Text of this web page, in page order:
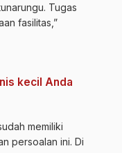
Tugas
fasilitas,”
kecil Anda
memiliki
persoalan ini. Di